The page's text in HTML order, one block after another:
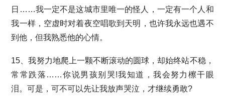
日……我一定不是这城市里唯一的怪人，一定有一个人和
我一样，空虚时对着夜空唱歌到天明，也许我永远也遇不
到他，但我熟悉他的心情。
15、我努力地爬上一颗不断滚动的圆球，却始终站不稳，
常常跌落……你说男孩别哭!我知道，我会努力檫干眼
泪。可是，可不可以先让我放声哭泣，才继续勇敢?